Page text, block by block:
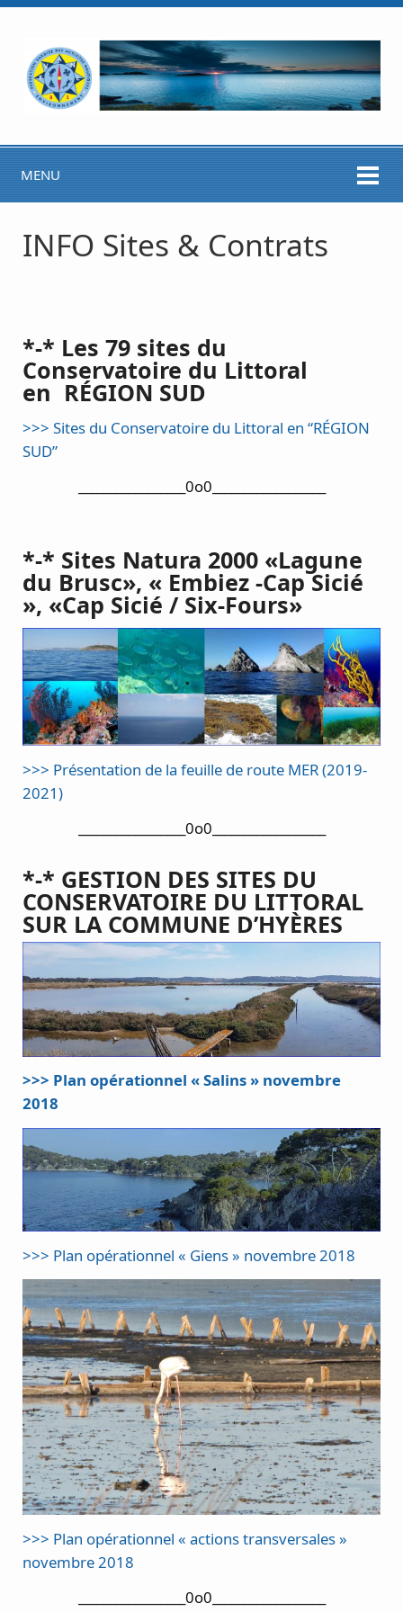
MENU
INFO Sites & Contrats
*-* Les 79 sites du
Conservatoire du Littoral
en RÉGION SUD
>>> Sites du Conservatoire du Littoral en “RÉGION
SUD”
_________________0o0__________________
*-* Sites Natura 2000 «Lagune
du Brusc», « Embiez -Cap Sicié
», «Cap Sicié / Six-Fours»
>>> Présentation de la feuille de route MER (2019-
2021)
_________________0o0__________________
*-* GESTION DES SITES DU
CONSERVATOIRE DU LITTORAL
SUR LA COMMUNE D’HYÈRES
>>> Plan opérationnel « Salins » novembre
2018
>>> Plan opérationnel « Giens » novembre 2018
>>> Plan opérationnel « actions transversales »
novembre 2018
_________________0o0__________________